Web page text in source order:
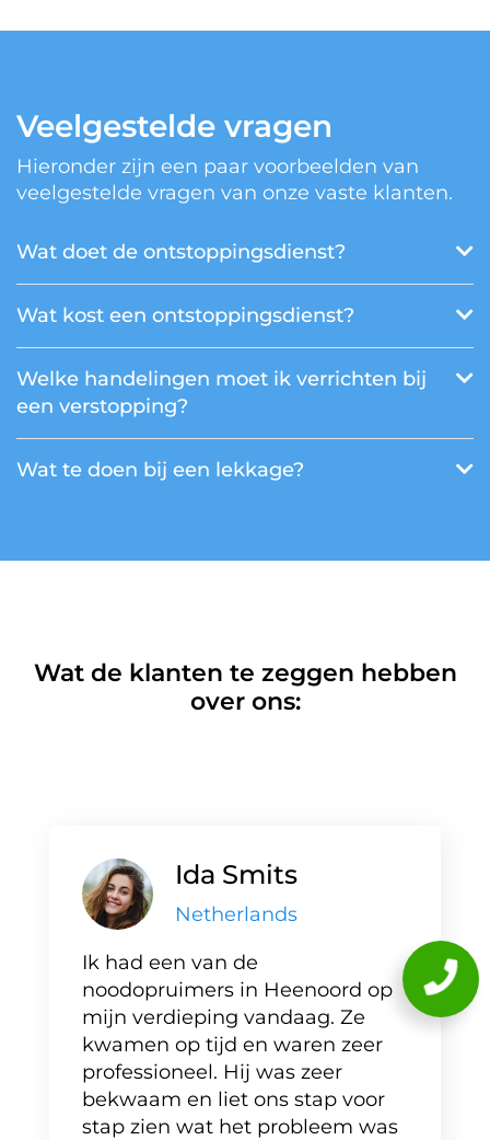
Veelgestelde vragen
Hieronder zijn een paar voorbeelden van
veelgestelde vragen van onze vaste klanten.
Wat doet de ontstoppingsdienst?
Wat kost een ontstoppingsdienst?
Welke handelingen moet ik verrichten bij
een verstopping?
Wat te doen bij een lekkage?
Wat de klanten te zeggen hebben
over ons:
Ida Smits
Netherlands
Ik had een van de
noodopruimers in Heenoord op
mijn verdieping vandaag. Ze
kwamen op tijd en waren zeer
professioneel. Hij was zeer
bekwaam en liet ons stap voor
stap zien wat het probleem was